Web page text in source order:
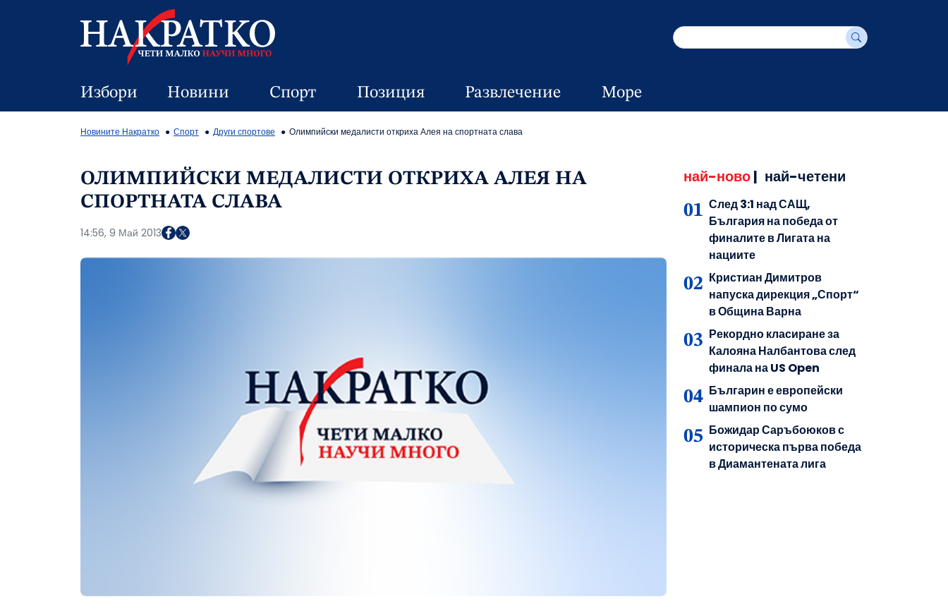
Избори Новини Спорт Позиция Развлечение Море
Новините Накратко Спорт Други спортове Олимпийски медалисти откриха Алея на спортната слава
ОЛИМПИЙСКИ МЕДАЛИСТИ ОТКРИХА АЛЕЯ НА
СПОРТНАТА СЛАВА
14:56, 9 Май 2013
най-ново| най-четени
След 3:1 над САЩ,
България на победа от
финалите в Лигата на
нациите
Кристиан Димитров
напуска дирекция „Спорт“
в Община Варна
Рекордно класиране за
Калояна Налбантова след
финала на US Open
Българин е европейски
шампион по сумо
Божидар Саръбоюков с
историческа първа победа
в Диамантената лига